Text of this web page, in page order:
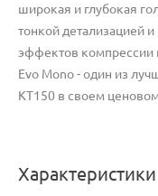
широкая и глубокая
тонкой детализацией
эффектов компрессии
Evo Mono - один из
KT150 в своем
Характеристики